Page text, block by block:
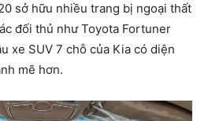
sở hữu nhiều trang bị ngoại thất
đối thủ như Toyota Fortuner
xe SUV 7 chỗ của Kia có diện
mẽ hơn.